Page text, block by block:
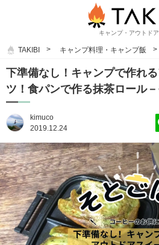
キャンプ・アウトド
TAKIBI キャンプ料理・キャンプ飯
下準備なし！キャンプで作れ
ツ！食パンで作る抹茶ロール
kimuco
2019.12.24